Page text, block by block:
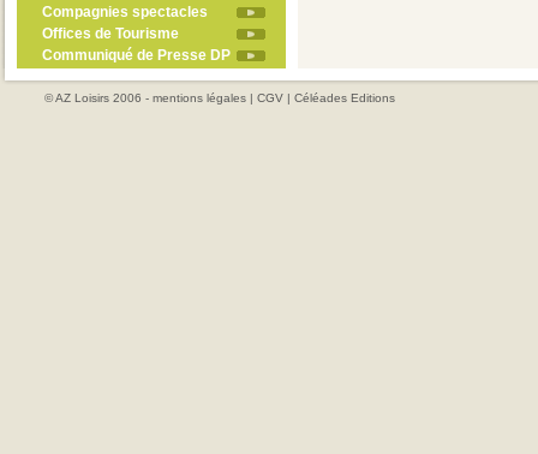
Compagnies spectacles
Offices de Tourisme
Communiqué de Presse DP
© AZ Loisirs 2006 - mentions légales | CGV | Céléades Editions